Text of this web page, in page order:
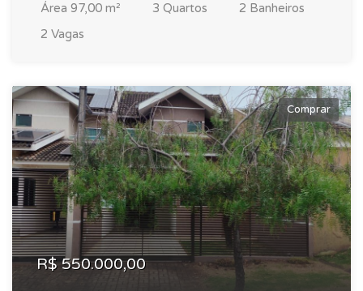
Área 97,00 m² 3 Quartos
2 Banheiros
2 Vagas
Comprar
R$ 550.000,00